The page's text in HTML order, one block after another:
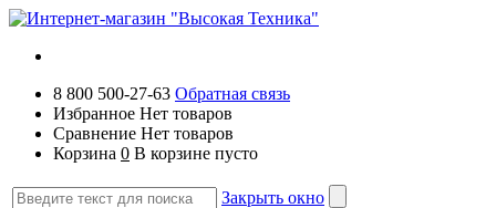
8 800 500-27-63 Обратная связь
Избранное Нет товаров
Сравнение Нет товаров
Корзина 0 В корзине пусто
Закрыть окно